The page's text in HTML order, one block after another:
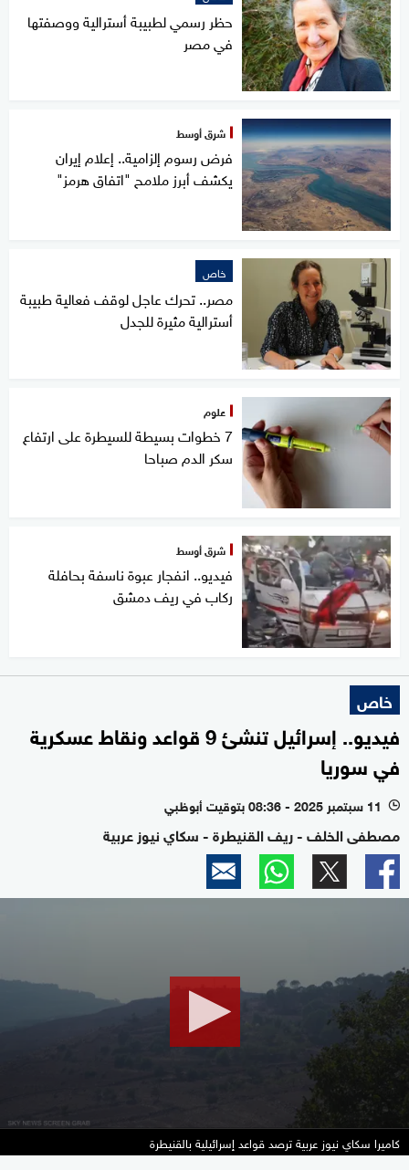
حظر رسمي لطبيبة أسترالية ووصفتها
في مصر
شرق أوسط
فرض رسوم إلزامية.. إعلام إيران
يكشف أبرز ملامح "اتفاق هرمز"
خاص
مصر.. تحرك عاجل لوقف فعالية طبيبة
أسترالية مثيرة للجدل
علوم
7 خطوات بسيطة للسيطرة على ارتفاع
سكر الدم صباحا
شرق أوسط
فيديو.. انفجار عبوة ناسفة بحافلة
ركاب في ريف دمشق
خاص
فيديو.. إسرائيل تنشئ 9 قواعد ونقاط عسكرية
في سوريا
l 11 سبتمبر 2025 - 08:36 بتوقيت أبوظبي
مصطفى الخلف - ريف القنيطرة - سكاي نيوز عربية
6
كاميرا سكاي نيوز عربية ترصد قواعد إسرائيلية بالقنيطرة